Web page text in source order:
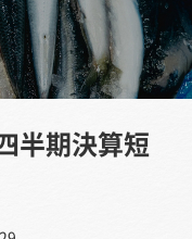
半期決算短